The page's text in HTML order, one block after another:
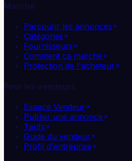
Marché
Parcourir les annonces
Catégories
Fournisseurs
Comment ça marche
Protection de l'acheteur
Pour les vendeurs
Espace Vendeur
Publier une annonce
Tarifs
Guide du vendeur
Profil d'entreprise